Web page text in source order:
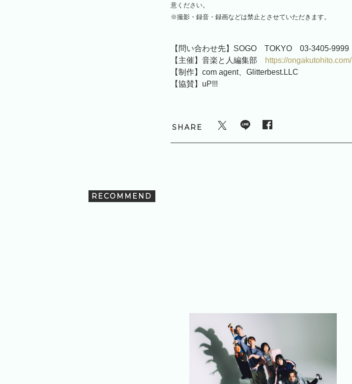
意ください。
※撮影・録音・録画などは禁止とさせていただきます。
【問い合わせ先】SOGO TOKYO 03-3405-9999
【主催】音楽と人編集部
https://ongakutohito.com/
【制作】com agent、Glitterbest.LLC
【協賛】uP!!!
SHARE
RECOMMEND